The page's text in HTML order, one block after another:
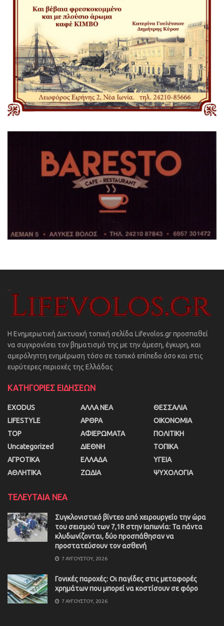
Η Ενημερωτική Δικτυακή τοπική σελίδα Lifevolos.gr προσπαθεί
να συγχρονίσει τον βηματισμό της με την άμεση, έγκυρη, και
αμερόληπτη ενημέρωση τόσο σε τοπικό επίπεδο όσο και στις
ευρύτερες περιοχές της Ελλάδας
ΚΑΤΗΓΟΡΙΕΣ ΕΙΔΗΣΕΩΝ
EXODUS
LIFESTYLE
TOP
Uncategorized
ΑΓΡΟΤΙΚΑ
ΑΘΛΗΤΙΚΑ
ΑΛΛΑ ΝΕΑ
ΑΡΘΡΑ
ΑΦΙΕΡΩΜΑΤΑ
ΔΙΕΘΝΗ
ΕΛΛΑΔΑ
ΖΩΔΙΑ
ΘΕΣΣΑΛΙΑ
ΟΙΚΟΝΟΜΙΑ
ΠΟΛΙΤΙΚΗ
ΤΟΠΙΚΑ
ΥΓΕΙΑ
ΨΥΧΟΛΟΓΙΑ
ΤΕΛΕΥΤΑΙΑ ΝΕΑ
Συγκλονιστικό βίντεο από χειρουργείο την ώρα
του σεισμού των 7,1R στην Ιαπωνία: Τα πάντα
κλυδωνίζονται, δύο προσπάθησαν να
προστατεύσουν τον ασθενή
7 ΑΥΓΟΎΣΤΟΥ, 2026
Γονικές παροχές: Οι παγίδες στις μεταφορές
χρημάτων που μπορεί να κοστίσουν σε φόρο
7 ΑΥΓΟΎΣΤΟΥ, 2026